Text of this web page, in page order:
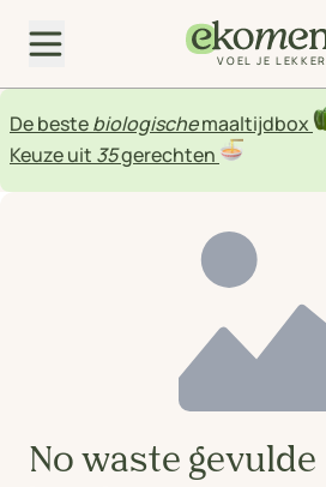
VOEL JE LEKKER
De bestebiologischemaaltijdbox
Keuze uit 35gerechten
No waste gevulde